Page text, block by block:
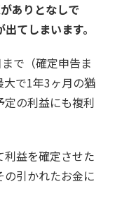
ありとなしで
てしまいます。
で（確定申告ま
大で1年3ヶ月の猶
の利益にも複利
利益を確定させた
引かれたお金に